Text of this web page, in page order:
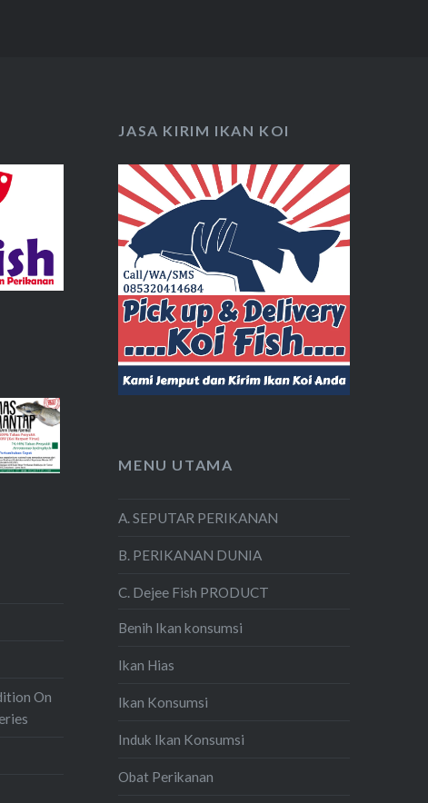
JASA KIRIM IKAN KOI
MENU UTAMA
A. SEPUTAR PERIKANAN
B. PERIKANAN DUNIA
C. Dejee Fish PRODUCT
Benih Ikan konsumsi
Ikan Hias
Ikan Konsumsi
Induk Ikan Konsumsi
Obat Perikanan
On